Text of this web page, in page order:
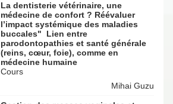
La dentisterie vétérinaire, une
médecine de confort ? Réévaluer
l’impact systémique des maladies
buccales" Lien entre
parodontopathies et santé générale
(reins, cœur, foie), comme en
médecine humaine
Cours
Mihai Guzu